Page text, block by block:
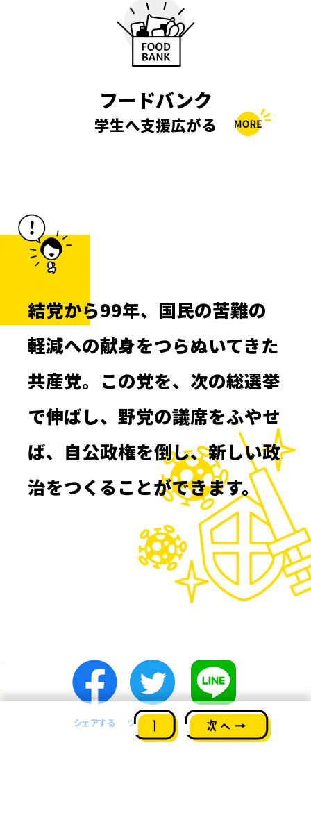
フードバンク
学生へ支援広がる
結党から99年、国民の苦難の
軽減への献身をつらぬいてきた
共産党。この党を、次の総選挙
で伸ばし、野党の議席をふやせ
ば、自公政権を倒し、新しい政
治をつくることができます。
シェアする ツイートする 友だちに送る